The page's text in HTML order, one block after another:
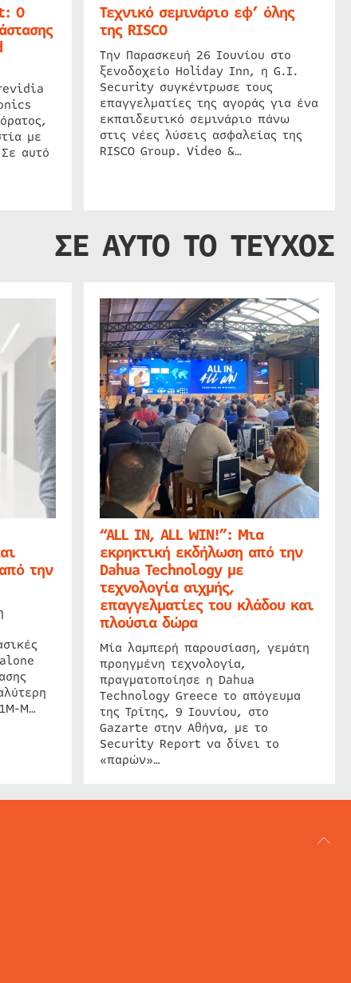
Ο
με
αυτό
Τεχνικό σεμινάριο εφ’ όλης
της RISCO
Την Παρασκευή 26 Ιουνίου στο
ξενοδοχείο Holiday Inn, η G.I.
Security συγκέντρωσε τους
επαγγελματίες της αγοράς για ένα
εκπαιδευτικό σεμινάριο πάνω
στις νέες λύσεις ασφαλείας της
RISCO Group. Video &…
ΣΕ ΑΥΤΟ ΤΟ ΤΕΥΧΟΣ
την
M…
“ALL IN, ALL WIN!”: Μια
εκρηκτική εκδήλωση από την
Dahua Technology με
τεχνολογία αιχμής,
επαγγελματίες του κλάδου και
πλούσια δώρα
Μία λαμπερή παρουσίαση, γεμάτη
προηγμένη τεχνολογία,
πραγματοποίησε η Dahua
Technology Greece το απόγευμα
της Τρίτης, 9 Ιουνίου, στο
Gazarte στην Αθήνα, με το
Security Report να δίνει το
«παρών»…